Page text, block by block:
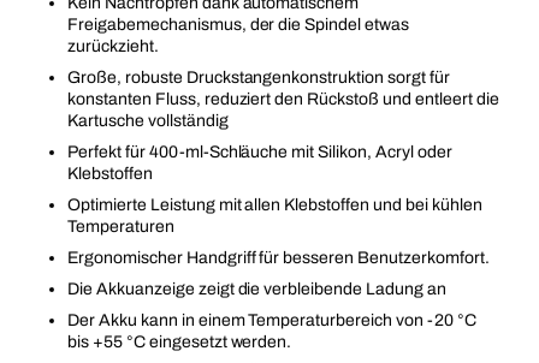
Freigabemechanismus, der die Spindel etwas
zurückzieht.
Große, robuste Druckstangenkonstruktion sorgt für
konstanten Fluss, reduziert den Rückstoß und entleert die
Kartusche vollständig
Perfekt für 400-ml-Schläuche mit Silikon, Acryl oder
Klebstoffen
Optimierte Leistung mit allen Klebstoffen und bei kühlen
Temperaturen
Ergonomischer Handgriff für besseren Benutzerkomfort.
Die Akkuanzeige zeigt die verbleibende Ladung an
Der Akku kann in einem Temperaturbereich von -20 °C
bis +55 °C eingesetzt werden.